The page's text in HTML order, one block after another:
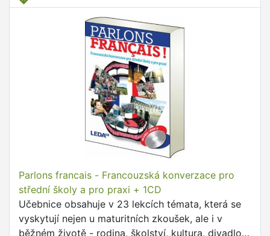
Parlons francais - Francouzská konverzace pro
střední školy a pro praxi + 1CD
Učebnice obsahuje v 23 lekcích témata, která se
vyskytují nejen u maturitních zkoušek, ale i v
běžném životě - rodina, školství, kultura, divadlo,